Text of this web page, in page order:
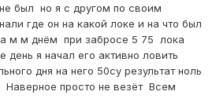
был но я с другом по своим
где он на какой локе и на что был
м м днём при забросе 5 75 лока
день я начал его активно ловить
дня на него 50су результат ноль
просто не везёт Всем